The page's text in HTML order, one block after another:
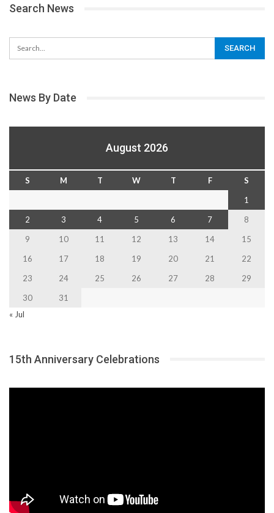
Search News
News By Date
August 2026
S M T W T F
S
1
2
3 4 5 6 7
8
9
10 11 12 13 14
15
16
17 18 19 20 21
22
23
24 25 26 27 28
29
30
31
« Jul
15th Anniversary Celebrations